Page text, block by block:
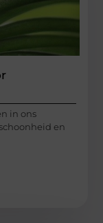
in ons
en